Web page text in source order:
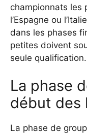
championnats les
l’Espagne ou
dans les phases
petites doivent
seule qualification.
La phase
début des
La phase de